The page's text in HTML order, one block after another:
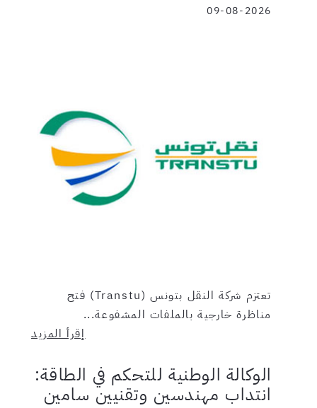
09-08-2026
تعتزم شركة النقل بتونس (Transtu) فتح
مناظرة خارجية بالملفات المشفوعة...
إقرأ المزيد
الوكالة الوطنية للتحكم في الطاقة:
انتداب مهندسين وتقنيين سامين